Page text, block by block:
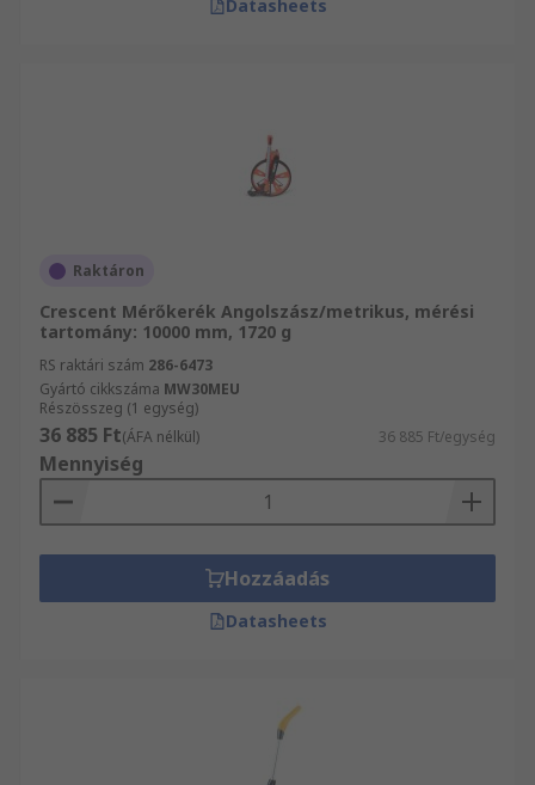
Datasheets
Raktáron
Crescent Mérőkerék Angolszász/metrikus, mérési
tartomány: 10000 mm, 1720 g
RS raktári szám 286-6473
Gyártó cikkszáma MW30MEU
Részösszeg (1 egység)
36 885 Ft(ÁFA nélkül) 36 885 Ft/egység
Mennyiség
Hozzáadás
Datasheets